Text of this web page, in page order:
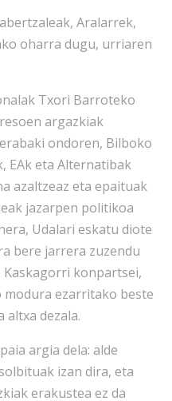
Aralarrek,
oharra dugu, urriaren
Txori Barroteko
argazkiak
ondoren, Bilboko
EAk eta Alternatibak
azaltzeaz eta epaituak
jazarpen politikoa
Udalari eskatu diote
bere jarrera zuzendu
konpartsei,
ezarritako beste
dezala.
argia dela: alde
izan dira, eta
erakustea ez da